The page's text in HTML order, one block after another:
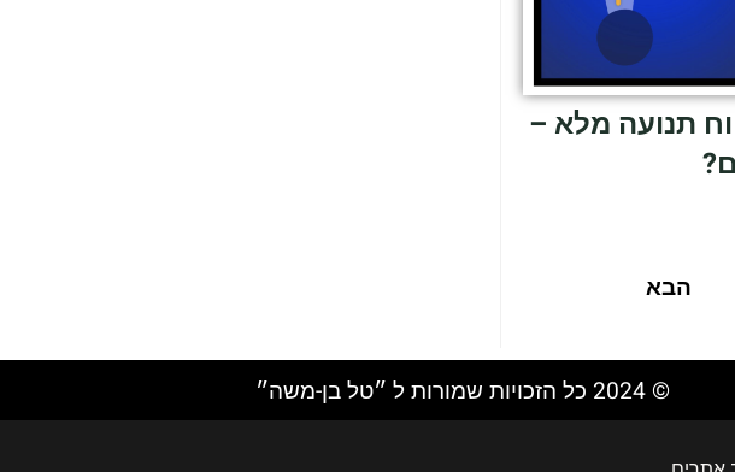
תנועה מלא –
הבא
© 2024 כל הזכויות שמורות ל ״טל בן-משה״​